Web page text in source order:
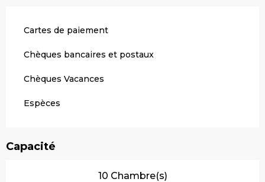
Cartes de paiement
Chèques bancaires et postaux
Chèques Vacances
Espèces
Capacité
10 Chambre(s)